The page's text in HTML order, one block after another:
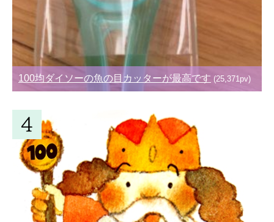
100均ダイソーの魚の目カッターが最高です (25,371pv)